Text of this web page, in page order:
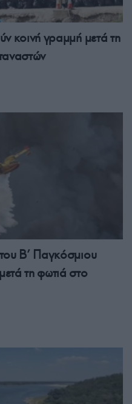
κοινή γραμμή μετά τη
Β’ Παγκόσμιου
τη φωτιά στο